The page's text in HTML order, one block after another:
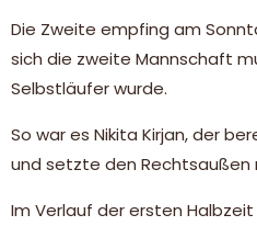
Die Zweite empfing am
sich die zweite Mannschaft
Selbstläufer wurde.
So war es Nikita Kirjan, der
und setzte den Rechtsaußen
Im Verlauf der ersten